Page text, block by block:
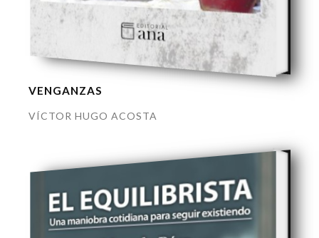
VENGANZAS
VÍCTOR HUGO ACOSTA